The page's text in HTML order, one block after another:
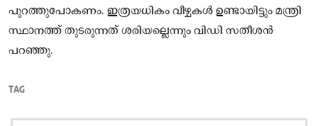
പുറത്തുപോകണം. ഇത്രയധികം വീഴ്ചകൾ ഉണ്ടായിട്ടും മന്ത്രി
സ്ഥാനത്ത് തുടരുന്നത് ശരിയല്ലെന്നും വിഡി സതീശൻ
പറഞ്ഞു.
TAG